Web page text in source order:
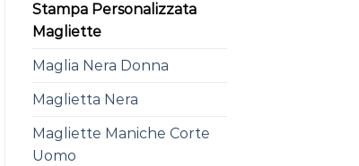
Stampa Personalizzata
Magliette
Maglia Nera Donna
Maglietta Nera
Magliette Maniche Corte
Uomo